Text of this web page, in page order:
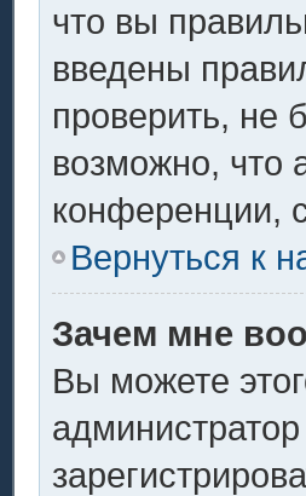
что вы
введены
проверить, не
возможно, что
конференции,
Вернуться к
Зачем мне
Вы можете